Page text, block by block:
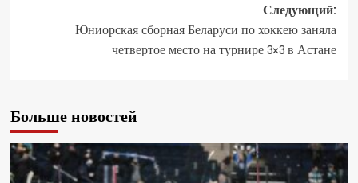
Следующий:
Юниорская сборная Беларуси по хоккею заняла
четвертое место на турнире 3×3 в Астане
Больше новостей